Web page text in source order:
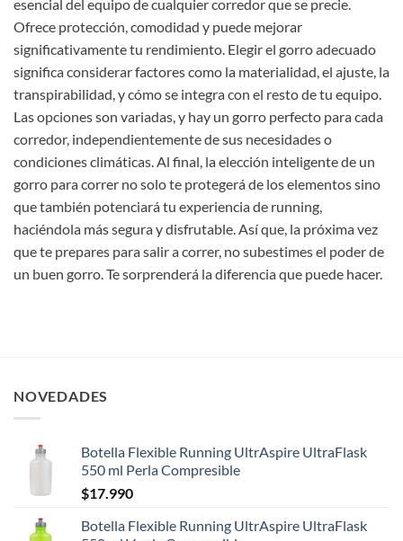
esencial del equipo de cualquier corredor que se precie.
Ofrece protección, comodidad y puede mejorar
significativamente tu rendimiento. Elegir el gorro adecuado
significa considerar factores como la materialidad, el ajuste, la
transpirabilidad, y cómo se integra con el resto de tu equipo.
Las opciones son variadas, y hay un gorro perfecto para cada
corredor, independientemente de sus necesidades o
condiciones climáticas. Al final, la elección inteligente de un
gorro para correr no solo te protegerá de los elementos sino
que también potenciará tu experiencia de running,
haciéndola más segura y disfrutable. Así que, la próxima vez
que te prepares para salir a correr, no subestimes el poder de
un buen gorro. Te sorprenderá la diferencia que puede hacer.
NOVEDADES
Botella Flexible Running UltrAspire UltraFlask
550 ml Perla Compresible
$17.990
Botella Flexible Running UltrAspire UltraFlask